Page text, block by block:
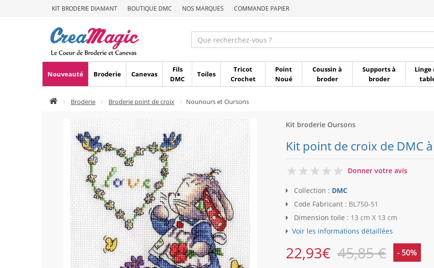
KIT BRODERIE DIAMANT BOUTIQUE DMC NOS MARQUES COMMANDE PAPIER
Nouveauté Broderie Canevas
Fils
DMC
Toiles
Tricot
Crochet
Point
Noué
Coussin à
broder
Supports à
broder
Linge
Broderie Broderie point de croix Nounours et Oursons
Kit broderie Oursons
Kit point de croix de DMC
0
Donner votre avis
Collection : DMC
Code Fabricant : BL750-51
Dimension toile : 13 cm X 13 cm
Voir les informations détaillées
22,93€ 45,85 € - 50%